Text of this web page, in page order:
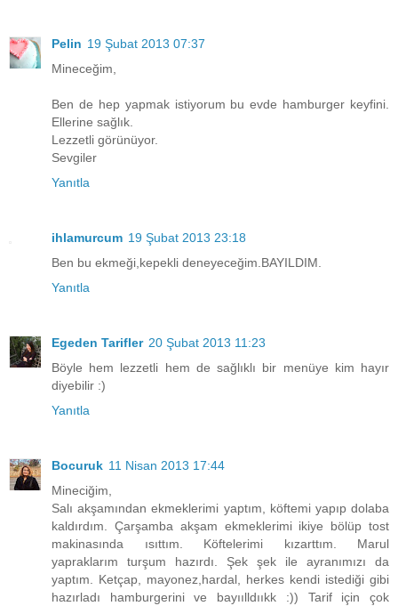
Pelin 19 Şubat 2013 07:37
Mineceğim,
Ben de hep yapmak istiyorum bu evde hamburger keyfini.
Ellerine sağlık.
Lezzetli görünüyor.
Sevgiler
Yanıtla
ihlamurcum 19 Şubat 2013 23:18
Ben bu ekmeği,kepekli deneyeceğim.BAYILDIM.
Yanıtla
Egeden Tarifler 20 Şubat 2013 11:23
Böyle hem lezzetli hem de sağlıklı bir menüye kim hayır
diyebilir :)
Yanıtla
Bocuruk 11 Nisan 2013 17:44
Mineciğim,
Salı akşamından ekmeklerimi yaptım, köftemi yapıp dolaba
kaldırdım. Çarşamba akşam ekmeklerimi ikiye bölüp tost
makinasında ısıttım. Köftelerimi kızarttım. Marul
yapraklarım turşum hazırdı. Şek şek ile ayranımızı da
yaptım. Ketçap, mayonez,hardal, herkes kendi istediği gibi
hazırladı hamburgerini ve bayıılldııkk :)) Tarif için çok